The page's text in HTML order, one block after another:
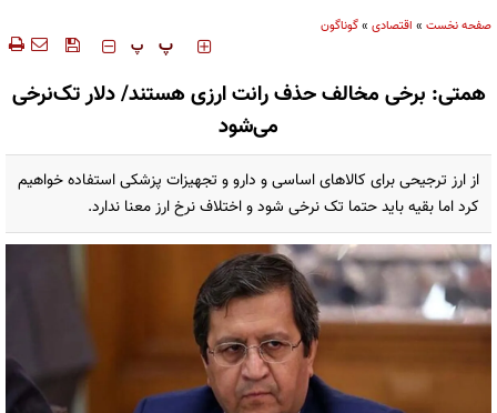
صفحه نخست » اقتصادی »گوناگون
‍‍‍ پ پ
همتی: برخی مخالف حذف رانت ارزی هستند/ دلار تک‌نرخی
می‌شود
از ارز ترجیحی برای کالاهای اساسی و دارو و تجهیزات پزشکی استفاده خواهیم
کرد اما بقیه باید حتما تک نرخی شود و اختلاف نرخ‌ ارز معنا ندارد.